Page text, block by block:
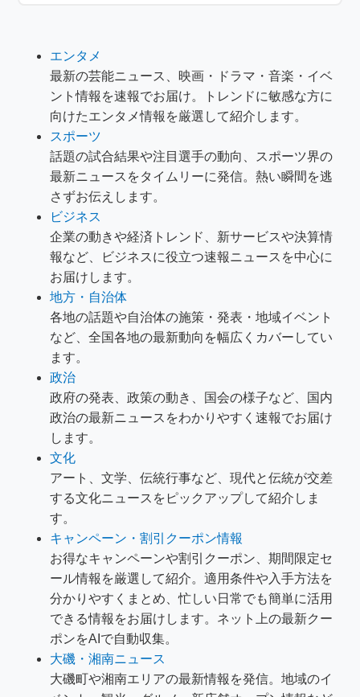
エンタメ
最新の芸能ニュース、映画・ドラマ・音楽・イベ
ント情報を速報でお届け。トレンドに敏感な方に
向けたエンタメ情報を厳選して紹介します。
スポーツ
話題の試合結果や注目選手の動向、スポーツ界の
最新ニュースをタイムリーに発信。熱い瞬間を逃
さずお伝えします。
ビジネス
企業の動きや経済トレンド、新サービスや決算情
報など、ビジネスに役立つ速報ニュースを中心に
お届けします。
地方・自治体
各地の話題や自治体の施策・発表・地域イベント
など、全国各地の最新動向を幅広くカバーしてい
ます。
政治
政府の発表、政策の動き、国会の様子など、国内
政治の最新ニュースをわかりやすく速報でお届け
します。
文化
アート、文学、伝統行事など、現代と伝統が交差
する文化ニュースをピックアップして紹介しま
す。
キャンペーン・割引クーポン情報
お得なキャンペーンや割引クーポン、期間限定セ
ール情報を厳選して紹介。適用条件や入手方法を
分かりやすくまとめ、忙しい日常でも簡単に活用
できる情報をお届けします。ネット上の最新クー
ポンをAIで自動収集。
大磯・湘南ニュース
大磯町や湘南エリアの最新情報を発信。地域のイ